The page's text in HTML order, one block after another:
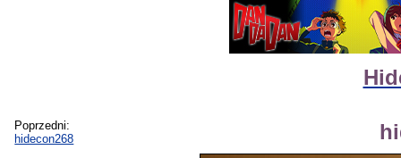
Poprzedni:
hidecon268